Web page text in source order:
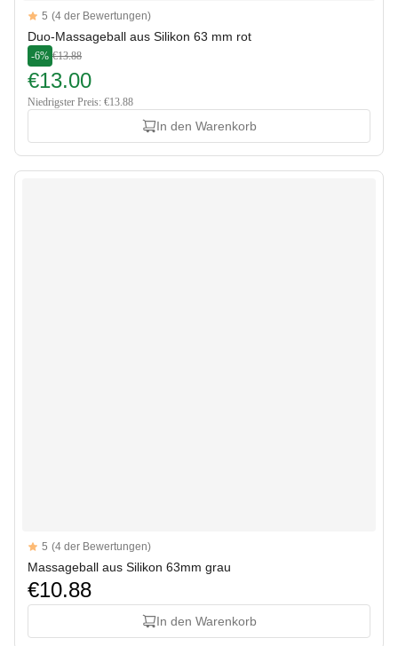
Reviews
5 out of 5 stars
5 (4 der Bewertungen)
Duo-Massageball aus Silikon 63 mm rot
-6% €13.88
€13.00
Niedrigster Preis: €13.88
In den Warenkorb
Reviews
5 out of 5 stars
5 (4 der Bewertungen)
Massageball aus Silikon 63mm grau
€10.88
In den Warenkorb